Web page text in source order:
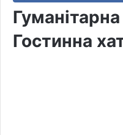
Гостинна